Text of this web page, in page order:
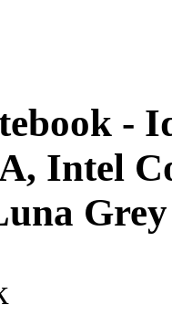
-
Intel
Grey